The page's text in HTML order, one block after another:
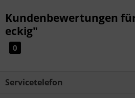
Kundenbewertungen
eckig"
0
Servicetelefon